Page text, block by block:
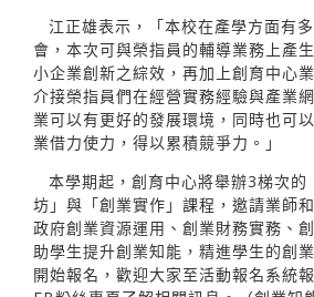
江正雄表示，「本校在產學方面有
會，本次可與榮指員的輔導業務上產
小企業創新之綜效，再加上創育中心
介接榮指員們在經營實務經驗與產業
業可以有更好的發展環境，同時也可
業借力使力，得以累積競爭力。」
本學期起，創育中心將舉辦3梯次的
坊」與「創業實作」課程，邀請業師
政府創業資源運用、創業財務實務、
助學生提升創業知能，精進學生的創
開始報名，歡迎大家至活動報名系統